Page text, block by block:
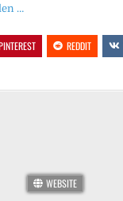
…
REDDIT
WEBSITE